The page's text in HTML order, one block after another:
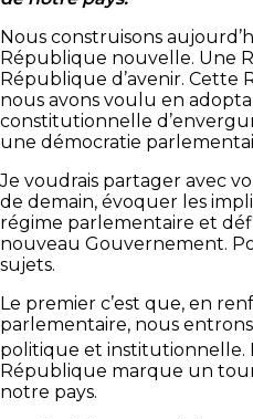
Nous construisons
République nouvelle. Une
République d’avenir. Cette
nous avons voulu en
constitutionnelle
une démocratie
Je voudrais partager avec
de demain, évoquer les
régime parlementaire et
nouveau Gouvernement.
sujets.
Le premier c’est que, en
parlementaire, nous
politique et institutionnelle.
République marque un
notre pays.